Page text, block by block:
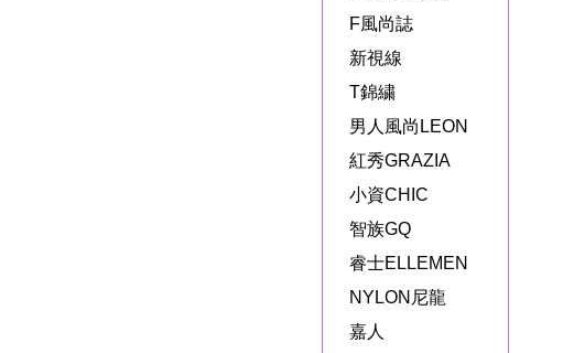
F風尚誌
新視線
T錦繍
男人風尚LEON
紅秀GRAZIA
小資CHIC
智族GQ
睿士ELLEMEN
NYLON尼龍
嘉人